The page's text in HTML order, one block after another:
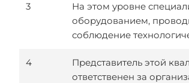
3
На этом уровне
оборудованием,
соблюдение
4
Представитель этой
ответственен за